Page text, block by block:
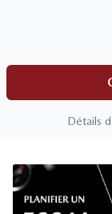
Détails